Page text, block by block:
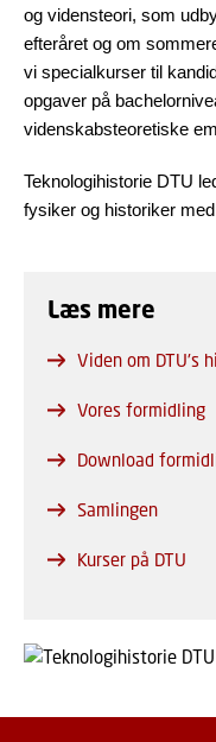
og vidensteori, som
efteråret og om
vi specialkurser til
opgaver på
videnskabsteoretiske
Teknologihistorie DTU
fysiker og historiker
Læs mere
Viden om DTU's
Vores formidling
Download
Samlingen
Kurser på DTU